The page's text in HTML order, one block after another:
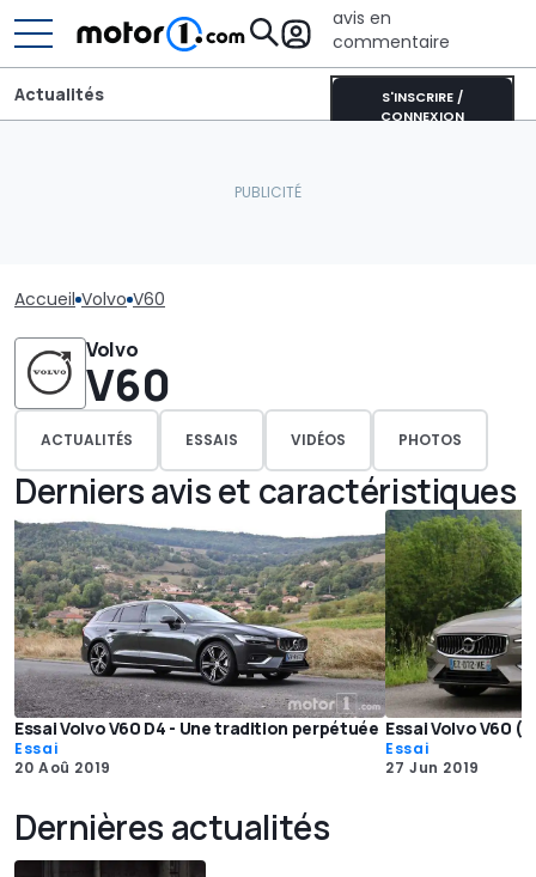
avis en
commentaire
S'INSCRIRE /
CONNEXION
Actualités
Accueil Volvo V60
Volvo
V60
ACTUALITÉS ESSAIS VIDÉOS PHOTOS
Derniers avis et caractéristiques
Essai Volvo V60 D4 - Une tradition perpétuée
Essai
20 Aoû 2019
Essai Volvo V60
Essai
27 Jun 2019
Dernières actualités